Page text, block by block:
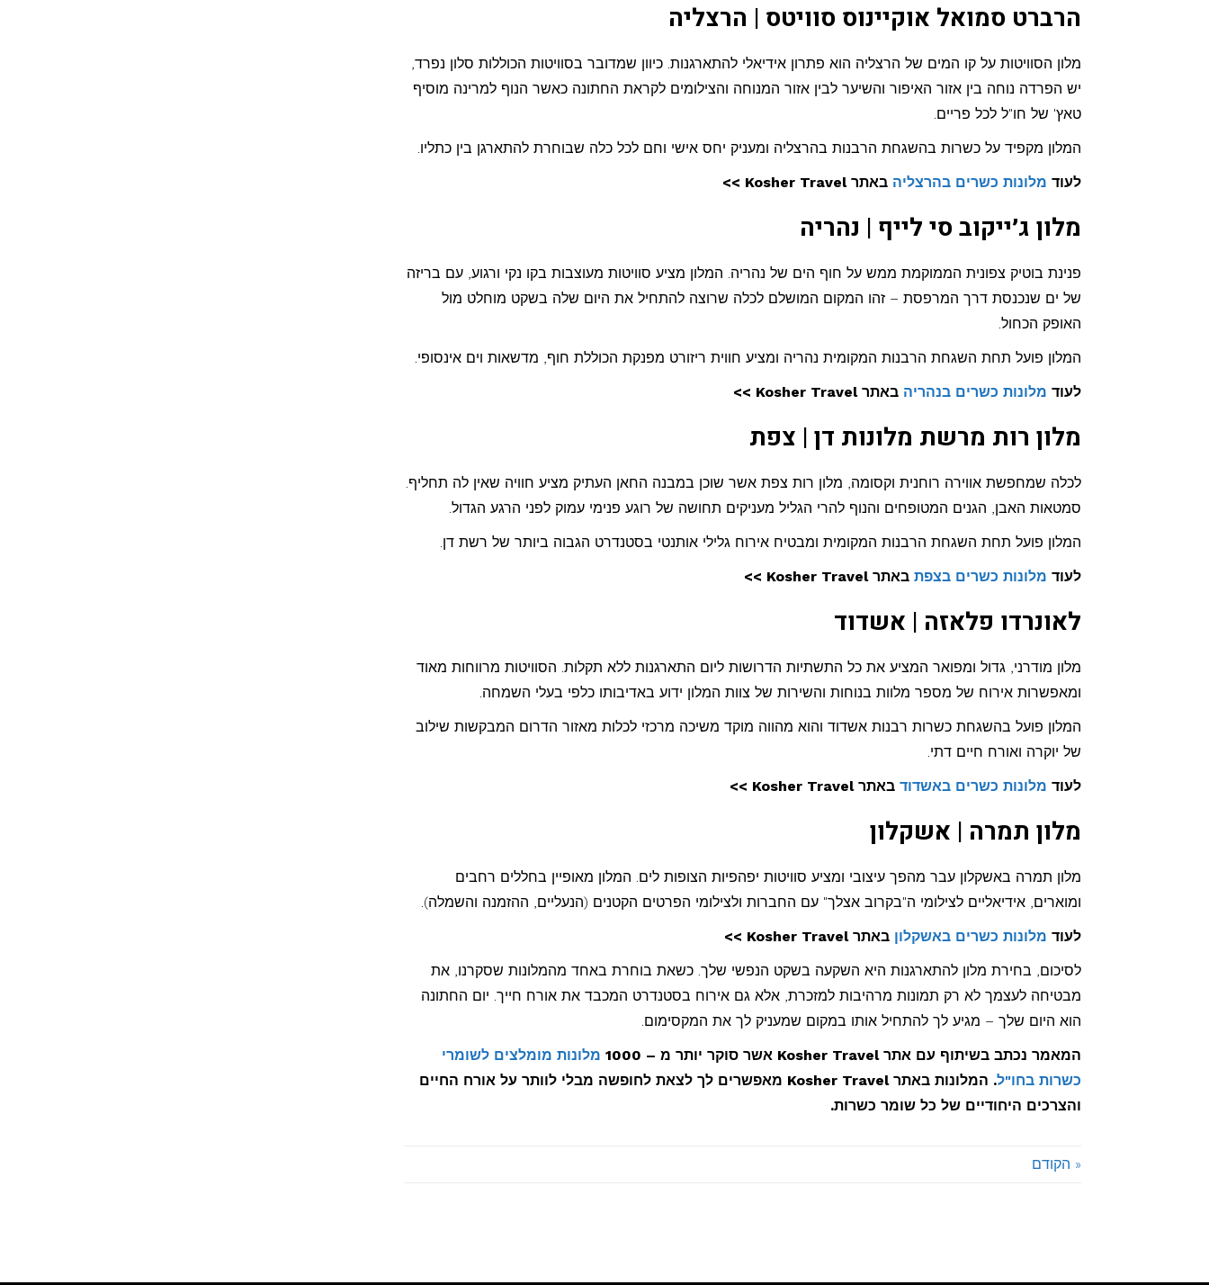
הרברט סמואל אוקיינוס סוויטס | הרצליה
מלון הסוויטות על קו המים של הרצליה הוא פתרון אידיאלי להתארגנות. כיוון שמדובר בסוויטות הכוללות סלון נפרד,
יש הפרדה נוחה בין אזור האיפור והשיער לבין אזור המנוחה והצילומים לקראת החתונה כאשר הנוף למרינה מוסיף
טאץ' של חו"ל לכל פריים.
המלון מקפיד על כשרות בהשגחת הרבנות בהרצליה ומעניק יחס אישי וחם לכל כלה שבוחרת להתארגן בין כתליו.
לעוד מלונות כשרים בהרצליה באתר Kosher Travel >>
מלון ג׳ייקוב סי לייף | נהריה
פנינת בוטיק צפונית הממוקמת ממש על חוף הים של נהריה. המלון מציע סוויטות מעוצבות בקו נקי ורגוע, עם בריזה
של ים שנכנסת דרך המרפסת – זהו המקום המושלם לכלה שרוצה להתחיל את היום שלה בשקט מוחלט מול
האופק הכחול.
המלון פועל תחת השגחת הרבנות המקומית נהריה ומציע חווית ריזורט מפנקת הכוללת חוף, מדשאות וים אינסופי.
לעוד מלונות כשרים בנהריה באתר Kosher Travel >>
מלון רות מרשת מלונות דן | צפת
לכלה שמחפשת אווירה רוחנית וקסומה, מלון רות צפת אשר שוכן במבנה החאן העתיק מציע חוויה שאין לה תחליף.
סמטאות האבן, הגנים המטופחים והנוף להרי הגליל מעניקים תחושה של רוגע פנימי עמוק לפני הרגע הגדול.
המלון פועל תחת השגחת הרבנות המקומית ומבטיח אירוח גלילי אותנטי בסטנדרט הגבוה ביותר של רשת דן.
לעוד מלונות כשרים בצפת באתר Kosher Travel >>
לאונרדו פלאזה | אשדוד
מלון מודרני, גדול ומפואר המציע את כל התשתיות הדרושות ליום התארגנות ללא תקלות. הסוויטות מרווחות מאוד
ומאפשרות אירוח של מספר מלוות בנוחות והשירות של צוות המלון ידוע באדיבותו כלפי בעלי השמחה.
המלון פועל בהשגחת כשרות רבנות אשדוד והוא מהווה מוקד משיכה מרכזי לכלות מאזור הדרום המבקשות שילוב
של יוקרה ואורח חיים דתי.
לעוד מלונות כשרים באשדוד באתר Kosher Travel >>
מלון תמרה | אשקלון
מלון תמרה באשקלון עבר מהפך עיצובי ומציע סוויטות יפהפיות הצופות לים. המלון מאופיין בחללים רחבים
ומוארים, אידיאליים לצילומי ה"בקרוב אצלך" עם החברות ולצילומי הפרטים הקטנים (הנעליים, ההזמנה והשמלה).
לעוד מלונות כשרים באשקלון באתר Kosher Travel >>
לסיכום, בחירת מלון להתארגנות היא השקעה בשקט הנפשי שלך. כשאת בוחרת באחד מהמלונות שסקרנו, את
מבטיחה לעצמך לא רק תמונות מרהיבות למזכרת, אלא גם אירוח בסטנדרט המכבד את אורח חייך. יום החתונה
הוא היום שלך – מגיע לך להתחיל אותו במקום שמעניק לך את המקסימום.
המאמר נכתב בשיתוף עם אתר Kosher Travel אשר סוקר יותר מ – 1000
מלונות מומלצים לשומרי
כשרות בחו"ל
. המלונות באתר Kosher Travel מאפשרים לך לצאת לחופשה מבלי לוותר על אורח החיים
והצרכים היחודיים של כל שומר כשרות.
« הקודם